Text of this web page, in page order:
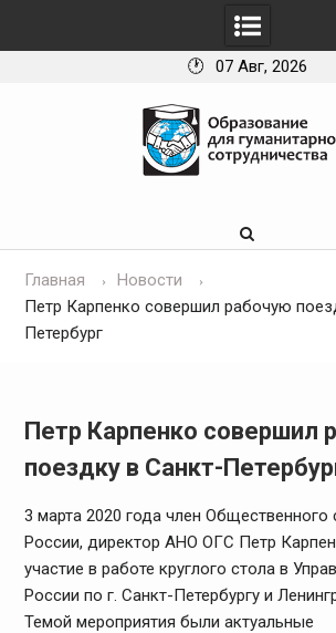
07 Авг, 2026
Главная
Новости
Петр Карпенко совершил рабочую
Петербург
Петр Карпенко совершил
поездку в Санкт-
3 марта 2020 года член
России, директор АНО ОГС Петр
участие в работе круглого стола в
России по г. Санкт-Петербургу и
Темой мероприятия были актуальные